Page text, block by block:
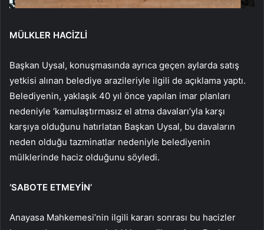
MÜLKLER HACİZLİ
Başkan Uysal, konuşmasında ayrıca geçen aylarda satış
yetkisi alınan belediye arazileriyle ilgili de açıklama yaptı.
Belediyenin, yaklaşık 40 yıl önce yapılan imar planları
nedeniyle ‘kamulaştırmasız el atma davaları’yla karşı
karşıya olduğunu hatırlatan Başkan Uysal, bu davaların
neden olduğu tazminatlar nedeniyle belediyenin
mülklerinde haciz olduğunu söyledi.
‘SABOTE ETMEYİN’
Anayasa Mahkemesi’nin ilgili kararı sonrası bu hacizler